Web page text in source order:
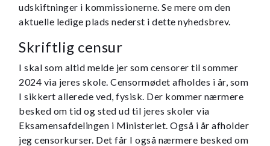
udskiftninger i kommissionerne. Se mere om den
aktuelle ledige plads nederst i dette nyhedsbrev.
Skriftlig censur
I skal som altid melde jer som censorer til sommer
2024 via jeres skole. Censormødet afholdes i år, som
I sikkert allerede ved, fysisk. Der kommer nærmere
besked om tid og sted ud til jeres skoler via
Eksamensafdelingen i Ministeriet. Også i år afholder
jeg censorkurser. Det får I også nærmere besked om